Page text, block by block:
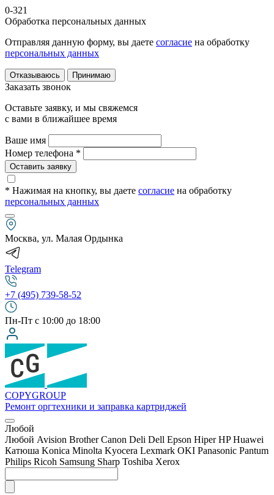
0-321
Обработка персональных данных
Отправляя данную форму, вы даете согласие на обработку
персональных данных
Отказываюсь Принимаю
Заказать звонок
Оставьте заявку, и мы свяжемся
с вами в ближайшее время
Ваше имя
Номер телефона *
Оставить заявку
* Нажимая на кнопку, вы даете согласие на обработку
персональных данных
Москва, ул. Малая Ордынка
Telegram
+7 (495) 739-58-52
Пн-Пт с 10:00 до 18:00
COPYGROUP
Ремонт оргтехники и заправка картриджей
Любой
Любой Avision Brother Canon Deli Dell Epson Hiper HP Huawei
Катюша Konica Minolta Kyocera Lexmark OKI Panasonic Pantum
Philips Ricoh Samsung Sharp Toshiba Xerox